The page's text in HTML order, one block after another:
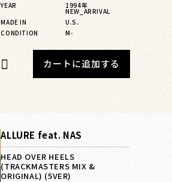
YEAR
1994年
NEW_ARRIVAL
MADE IN
U.S.
CONDITION
M-
カートに追加する
ALLURE feat. NAS
HEAD OVER HEELS
(TRACKMASTERS MIX &
ORIGINAL) (5VER)